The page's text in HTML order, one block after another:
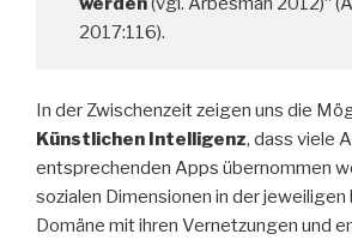
2017:116).
In der Zwischenzeit zeigen uns die
Künstlichen Intelligenz, dass viele
entsprechenden Apps übernommen
sozialen Dimensionen in der jeweiligen
Domäne mit ihren Vernetzungen und